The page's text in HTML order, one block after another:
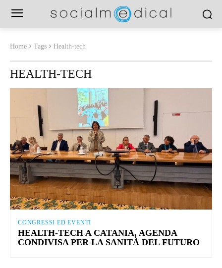
Home Tags Health-tech
HEALTH-TECH
CONGRESSI ED EVENTI
HEALTH-TECH A CATANIA, AGENDA
CONDIVISA PER LA SANITÀ DEL FUTURO